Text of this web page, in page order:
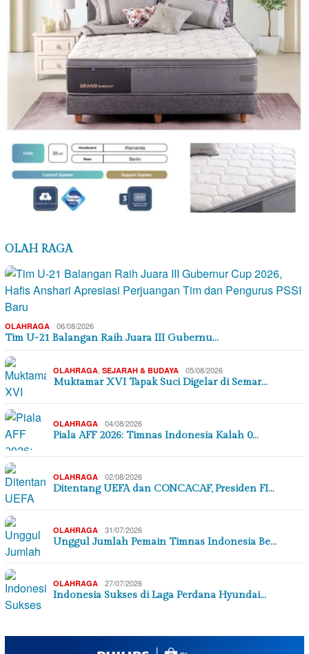
OLAH RAGA
OLAHRAGA 06/08/2026
Tim U-21 Balangan Raih Juara III Gubernu…
OLAHRAGA SEJARAH & BUDAYA 05/08/2026
Muktamar XVI Tapak Suci Digelar di Semar…
OLAHRAGA 04/08/2026
Piala AFF 2026: Timnas Indonesia Kalah 0…
OLAHRAGA 02/08/2026
Ditentang UEFA dan CONCACAF, Presiden FI…
OLAHRAGA 31/07/2026
Unggul Jumlah Pemain Timnas Indonesia Be…
OLAHRAGA 27/07/2026
Indonesia Sukses di Laga Perdana Hyundai…